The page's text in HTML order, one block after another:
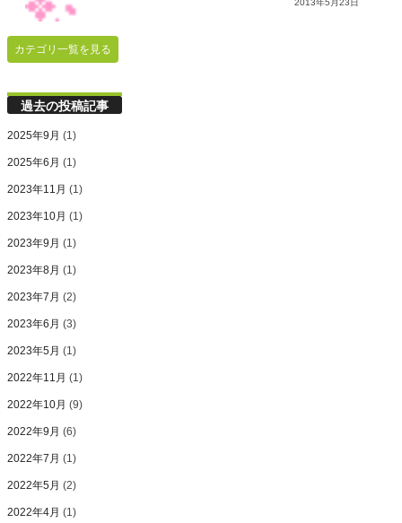
2013年5月23日
カテゴリ一覧を見る
過去の投稿記事
2025年9月 (1)
2025年6月 (1)
2023年11月 (1)
2023年10月 (1)
2023年9月 (1)
2023年8月 (1)
2023年7月 (2)
2023年6月 (3)
2023年5月 (1)
2022年11月 (1)
2022年10月 (9)
2022年9月 (6)
2022年7月 (1)
2022年5月 (2)
2022年4月 (1)